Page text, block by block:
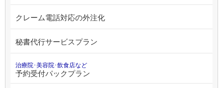
クレーム電話対応の外注化
秘書代行サービスプラン
治療院･美容院･飲食店など
予約受付パックプラン